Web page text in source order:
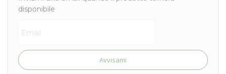
disponibile
Avvisami